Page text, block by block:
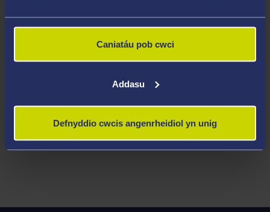
Caniatáu pob cwci
Addasu
Defnyddio cwcis angenrheidiol yn unig